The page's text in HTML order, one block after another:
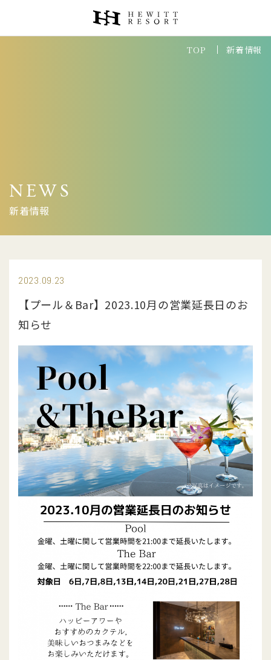
アクセス
周辺観光
日本語 English
中文简体 中文繁體
OKINAWA |27.2℃ /81.0℉
TOP 新着情報
NEWS
新着情報
2023.09.23
【プール＆Bar】2023.10月の営業延長日のお
知らせ